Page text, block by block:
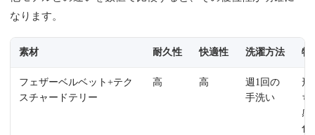
なります。
素材 耐久性 快適性 洗濯方法 特
フェザーベルベット+テク
スチャードテリー
高 高
週1回の
手洗い
形
ち
感
化